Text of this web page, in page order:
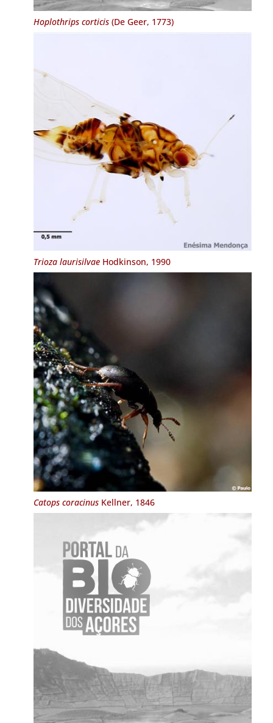
Hoplothrips corticis(De Geer, 1773)
Trioza laurisilvaeHodkinson, 1990
Catops coracinusKellner, 1846